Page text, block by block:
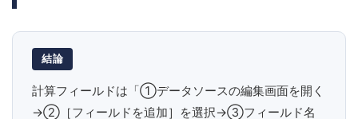
結論
計算フィールドは「①データソースの編集画面を開く
→②［フィールドを追加］を選択→③フィールド名